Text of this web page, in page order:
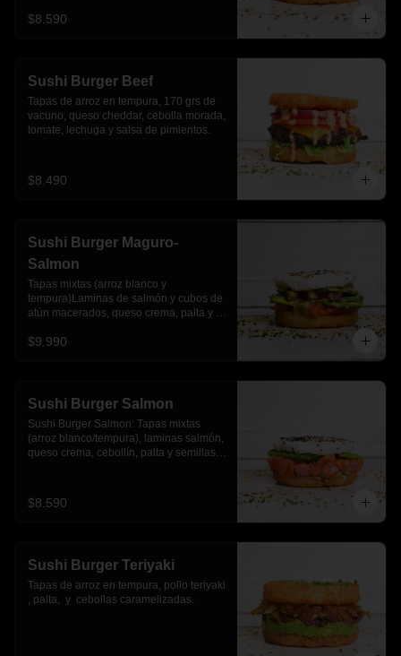
$8.590
Sushi Burger Beef
Tapas de arroz en tempura, 170 grs de
vacuno, queso cheddar, cebolla morada,
tomate, lechuga y salsa de pimientos.
$8.490
Sushi Burger Maguro-
Salmon
Tapas mixtas (arroz blanco y
tempura)Laminas de salmón y cubos de
atún macerados, queso crema, palta y
$9.990
Sushi Burger Salmon
Sushi Burger Salmon: Tapas mixtas
(arroz blanco/tempura), laminas salmón,
queso crema, cebollín, palta y semillas
$8.590
Sushi Burger Teriyaki
Tapas de arroz en tempura, pollo teriyaki
, palta,  y  cebollas caramelizadas.